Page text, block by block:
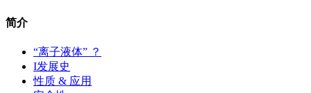
简介
“离子液体” ？
I发展史
性质 & 应用